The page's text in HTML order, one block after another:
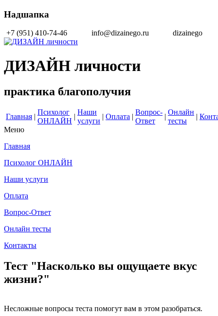
Надшапка
+7 (951) 410-74-46 info@dizainego.ru dizainego
ДИЗАЙН личности
практика благополучия
Главная |
Психолог
ОНЛАЙН
|
Наши
услуги
| Оплата |
Вопрос-
Ответ
|
Онлайн
тесты
|
Меню
Главная
Психолог ОНЛАЙН
Наши услуги
Оплата
Вопрос-Ответ
Онлайн тесты
Контакты
Тест "Насколько вы ощущаете вкус
жизни?"
Несложные вопросы теста помогут вам в этом разобраться.